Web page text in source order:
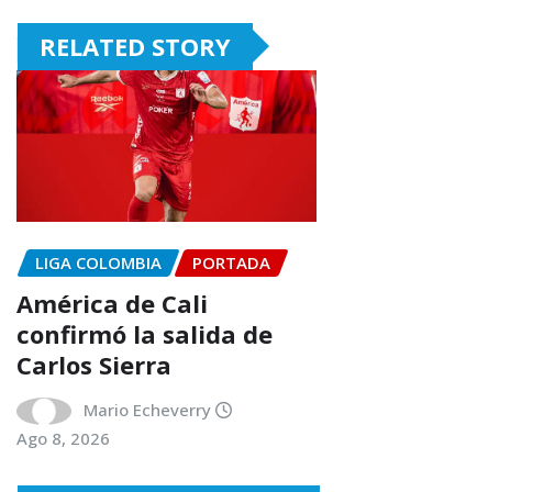
RELATED STORY
LIGA COLOMBIA PORTADA
América de Cali
confirmó la salida de
Carlos Sierra
Mario Echeverry
Ago 8, 2026